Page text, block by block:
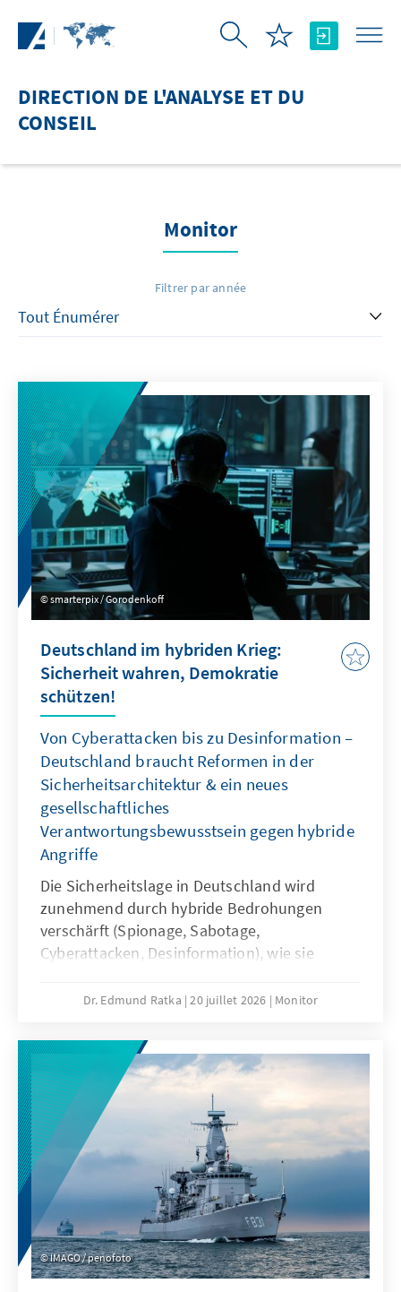
DIRECTION DE L'ANALYSE ET DU
CONSEIL
Monitor
Filtrer par année
smarterpix / Gorodenkoff
Deutschland im hybriden Krieg:
Sicherheit wahren, Demokratie
schützen!
Von Cyberattacken bis zu Desinformation –
Deutschland braucht Reformen in der
Sicherheitsarchitektur & ein neues
gesellschaftliches
Verantwortungsbewusstsein gegen hybride
Angriffe
Die Sicherheitslage in Deutschland wird
zunehmend durch hybride Bedrohungen
verschärft (Spionage, Sabotage,
Cyberattacken, Desinformation), wie sie
Deshalb braucht es eine Reform der
Kompetenzen für die Sicherheitsbehörden
sowie eine Stärkung des
Bevölkerungsschutzes. Zudem sind
demokratische Resilienz und ein neues
gesamtgesellschaftliches
Verantwortungsbewusstsein
Schlüsselfaktoren, um im hybriden Krieg zu
bestehen.
Dr. Edmund Ratka 20 juillet 2026 Monitor
IMAGO / penofoto